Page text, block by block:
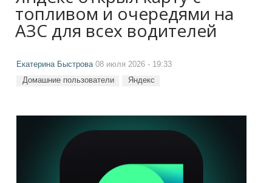
топливом и очередями на
АЗС для всех водителей
Екатерина Быстрова08 июля 2026 - 19:33
Домашние пользователи Яндекс